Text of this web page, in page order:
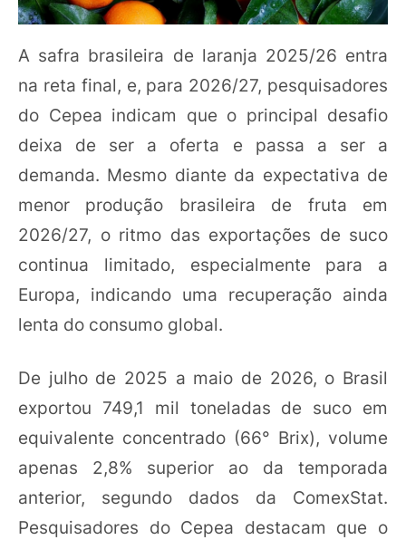
A safra brasileira de laranja 2025/26 entra
na reta final, e, para 2026/27, pesquisadores
do Cepea indicam que o principal desafio
deixa de ser a oferta e passa a ser a
demanda. Mesmo diante da expectativa de
menor produção brasileira de fruta em
2026/27, o ritmo das exportações de suco
continua limitado, especialmente para a
Europa, indicando uma recuperação ainda
lenta do consumo global.
De julho de 2025 a maio de 2026, o Brasil
exportou 749,1 mil toneladas de suco em
equivalente concentrado (66° Brix), volume
apenas 2,8% superior ao da temporada
anterior, segundo dados da ComexStat.
Pesquisadores do Cepea destacam que o